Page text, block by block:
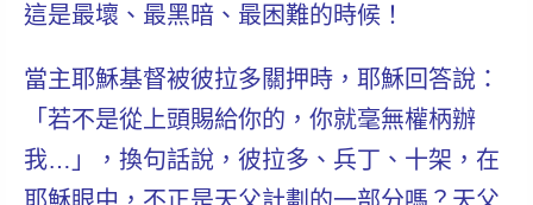
這是最壞、最黑暗、最困難的時候！
當主耶穌基督被彼拉多關押時，耶穌回答說：
「 若不是從上頭賜給你的，你就毫無權柄辦
我… 」，換句話說，彼拉多、兵丁、十架，在